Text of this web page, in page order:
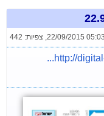
22/09/2015 05:03
, צפיות: 442
http://